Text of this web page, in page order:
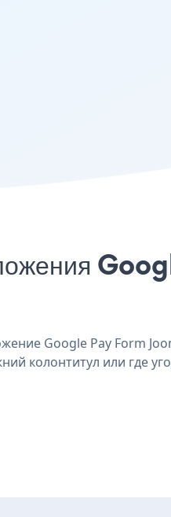
Google Pay Form
колонтитул или где